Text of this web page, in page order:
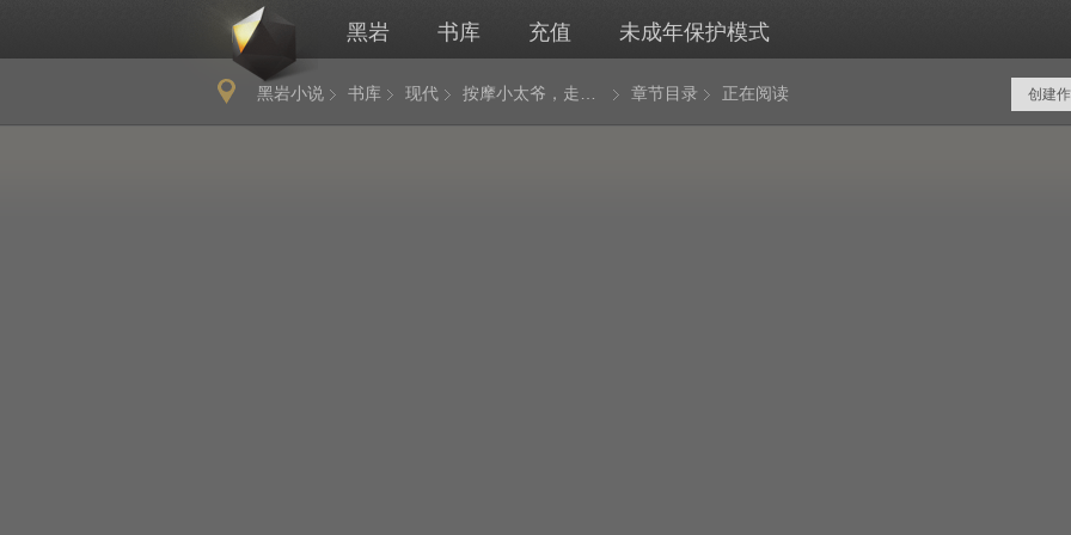
黑岩 书库 充值 未成年保护模式
黑岩小说 书库 现代 章节目录 正在阅读 创建